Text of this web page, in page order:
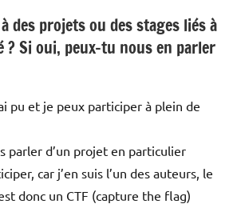
des projets ou des stages liés à
? Si oui, peux-tu nous en parler
pu et je peux participer à plein de
parler d’un projet en particulier
car j’en suis l’un des auteurs, le
donc un CTF (capture the flag)